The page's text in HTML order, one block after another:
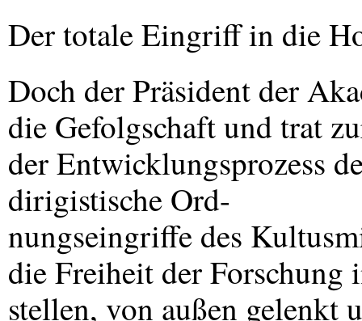
Der totale Eingriff in die
Doch der Präsident der
die Gefolgschaft und trat
der Entwicklungsprozess
dirigistische Ord-
nungseingriffe des
die Freiheit der Forschung
stellen, von außen gelenkt